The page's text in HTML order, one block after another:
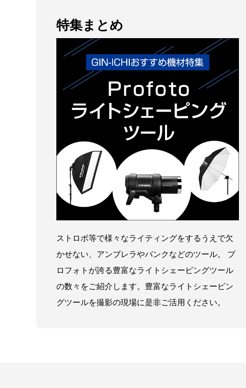
特集まとめ
ストロボ等で様々なライティングをするうえで欠
かせない、アンブレラやバンクなどのツール。 プ
ロフォトが誇る豊富なライトシェーピングツール
の数々をご紹介します。豊富なライトシェーピン
グツールを撮影の現場に是非ご活用ください。